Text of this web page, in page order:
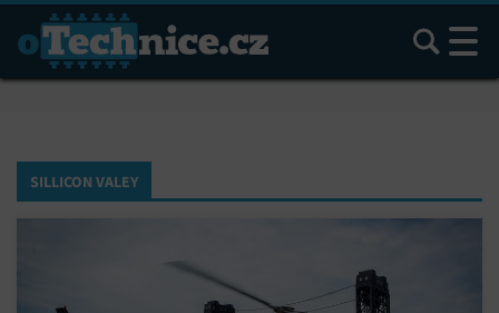
Hledat
SILLICON VALEY